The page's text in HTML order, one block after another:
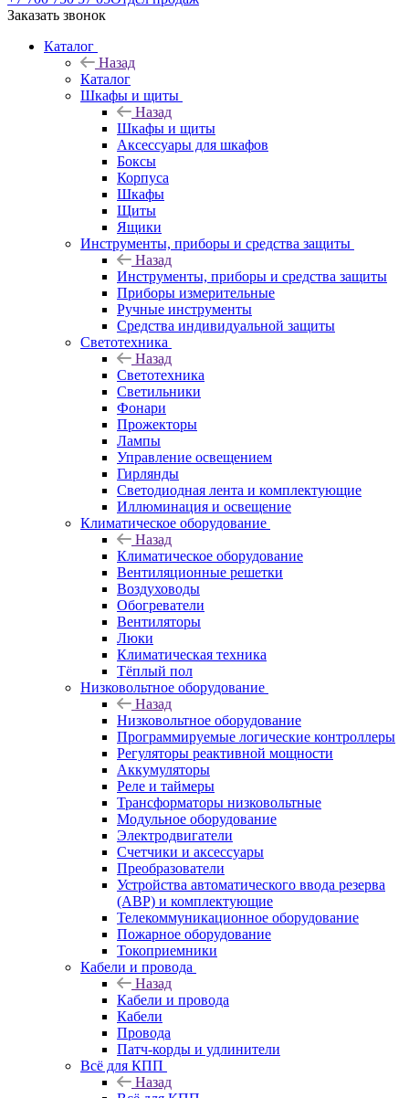
Заказать звонок
Каталог
Назад
Каталог
Шкафы и щиты
Назад
Шкафы и щиты
Аксессуары для шкафов
Боксы
Корпуса
Шкафы
Щиты
Ящики
Инструменты, приборы и средства защиты
Назад
Инструменты, приборы и средства защиты
Приборы измерительные
Ручные инструменты
Средства индивидуальной защиты
Светотехника
Назад
Светотехника
Светильники
Фонари
Прожекторы
Лампы
Управление освещением
Гирлянды
Светодиодная лента и комплектующие
Иллюминация и освещение
Климатическое оборудование
Назад
Климатическое оборудование
Вентиляционные решетки
Воздуховоды
Обогреватели
Вентиляторы
Люки
Климатическая техника
Тёплый пол
Низковольтное оборудование
Назад
Низковольтное оборудование
Программируемые логические контроллеры
Регуляторы реактивной мощности
Аккумуляторы
Реле и таймеры
Трансформаторы низковольтные
Модульное оборудование
Электродвигатели
Счетчики и аксессуары
Преобразователи
Устройства автоматического ввода резерва
(АВР) и комплектующие
Телекоммуникационное оборудование
Пожарное оборудование
Токоприемники
Кабели и провода
Назад
Кабели и провода
Кабели
Провода
Патч-корды и удлинители
Всё для КПП
Назад